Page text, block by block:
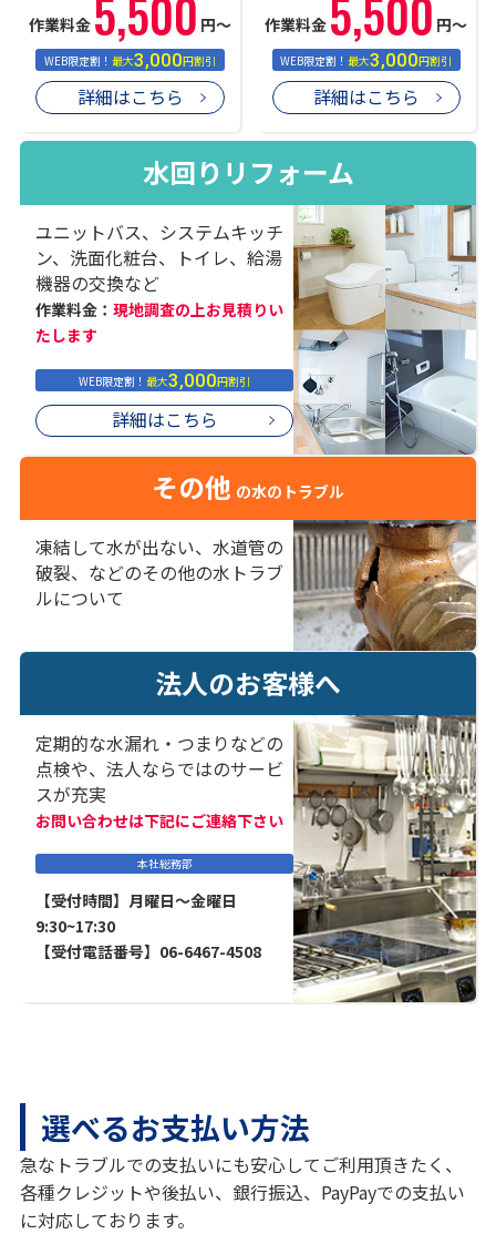
作業料金 5,500 円〜
WEB限定割！最大3,000円割引
詳細はこちら
作業料金 5,500 円〜
WEB限定割！最大3,000円割引
詳細はこちら
水回りリフォーム
ユニットバス、システムキッチ
ン、洗面化粧台、トイレ、給湯
機器の交換など
作業料金： 現地調査の上お見積りい
たします
WEB限定割！最大3,000円割引
詳細はこちら
その他 の水のトラブル
凍結して水が出ない、水道管の
破裂、などのその他の水トラブ
ルについて
法人のお客様へ
定期的な水漏れ・つまりなどの
点検や、法人ならではのサービ
スが充実
お問い合わせは下記にご連絡下さい
本社総務部
【受付時間】月曜日～金曜日
9:30~17:30
【受付電話番号】06-6467-4508
選べるお支払い方法
急なトラブルでの支払いにも安心してご利用頂きたく、
各種クレジットや後払い、銀行振込、PayPayでの支払い
に対応しております。